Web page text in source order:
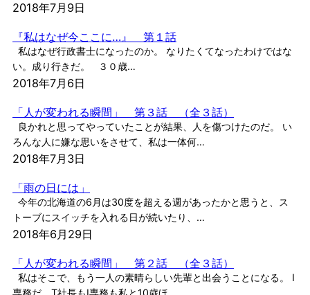
2018年7月9日
『私はなぜ今ここに…』 第１話
私はなぜ行政書士になったのか。 なりたくてなったわけではな
い。成り行きだ。 ３０歳…
2018年7月6日
「人が変われる瞬間」 第３話 （全３話）
良かれと思ってやっていたことが結果、人を傷つけたのだ。 い
ろんな人に嫌な思いをさせて、私は一体何…
2018年7月3日
「雨の日には」
今年の北海道の6月は30度を超える週があったかと思うと、ス
トーブにスイッチを入れる日が続いたり、…
2018年6月29日
「人が変われる瞬間」 第２話 （全３話）
私はそこで、もう一人の素晴らしい先輩と出会うことになる。 I
専務だ。T社長もI専務も私と10歳ほ…